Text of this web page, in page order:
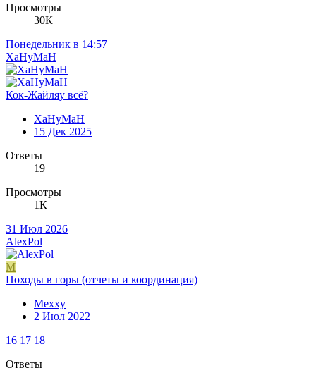
Просмотры
30К
Понедельник в 14:57
XaHyMaH
Кок-Жайляу всё?
XaHyMaH
15 Дек 2025
Ответы
19
Просмотры
1К
31 Июл 2026
AlexPol
M
Походы в горы (отчеты и координация)
Mexxy
2 Июл 2022
16 17 18
Ответы